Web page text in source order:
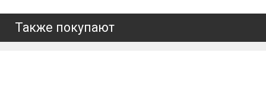
Также покупают